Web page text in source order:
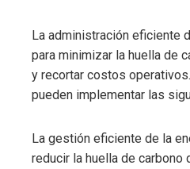
La administración eficiente
para minimizar la huella de
y recortar costos
pueden implementar las
La gestión eficiente de la
reducir la huella de carbono